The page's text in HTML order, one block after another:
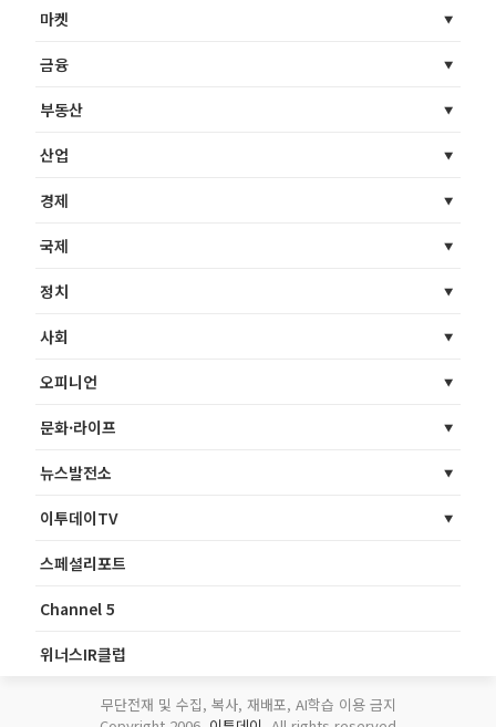
마켓
금융
부동산
산업
경제
국제
정치
사회
오피니언
문화·라이프
뉴스발전소
이투데이TV
스페셜리포트
Channel 5
위너스IR클럽
무단전재 및 수집, 복사, 재배포, AI학습 이용 금지